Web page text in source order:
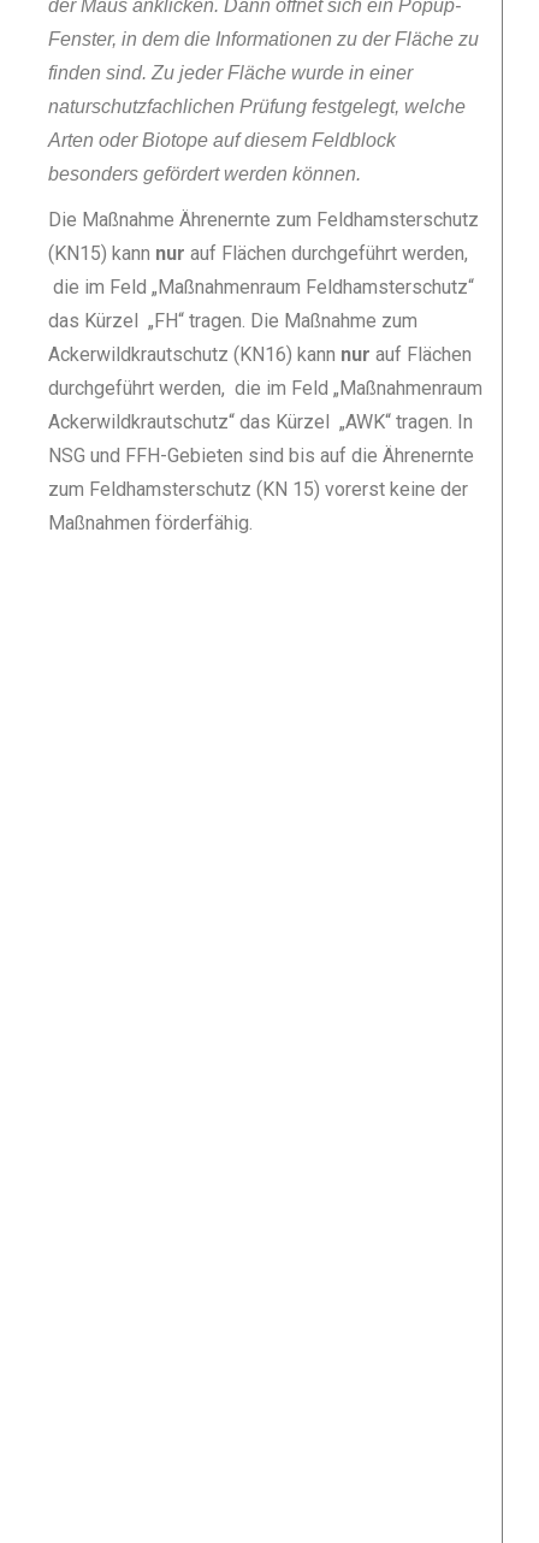
der Maus anklicken. Dann öffnet sich ein Popup-
Fenster, in dem die Informationen zu der Fläche zu
finden sind. Zu jeder Fläche wurde in einer
naturschutzfachlichen Prüfung festgelegt, welche
Arten oder Biotope auf diesem Feldblock
besonders gefördert werden können.
Die Maßnahme Ährenernte zum Feldhamsterschutz
(KN15) kann nur auf Flächen durchgeführt werden,
die im Feld „Maßnahmenraum Feldhamsterschutz“
das Kürzel „FH“ tragen. Die Maßnahme zum
Ackerwildkrautschutz (KN16) kann nur auf Flächen
durchgeführt werden, die im Feld „Maßnahmenraum
Ackerwildkrautschutz“ das Kürzel „AWK“ tragen. In
NSG und FFH-Gebieten sind bis auf die Ährenernte
zum Feldhamsterschutz (KN 15) vorerst keine der
Maßnahmen förderfähig.